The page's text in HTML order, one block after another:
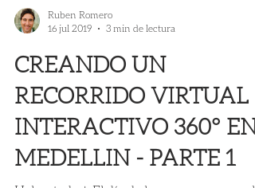
Ruben Romero
16 jul 2019
3 min de lectura
CREANDO UN
RECORRIDO VIRTUAL
INTERACTIVO 360° EN